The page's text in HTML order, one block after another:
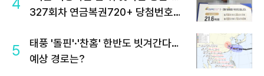
4
327회차 연금복권720+ 당첨번호조
5
태풍 '돌핀'·'찬홈' 한반도 빗겨간다…
예상 경로는?